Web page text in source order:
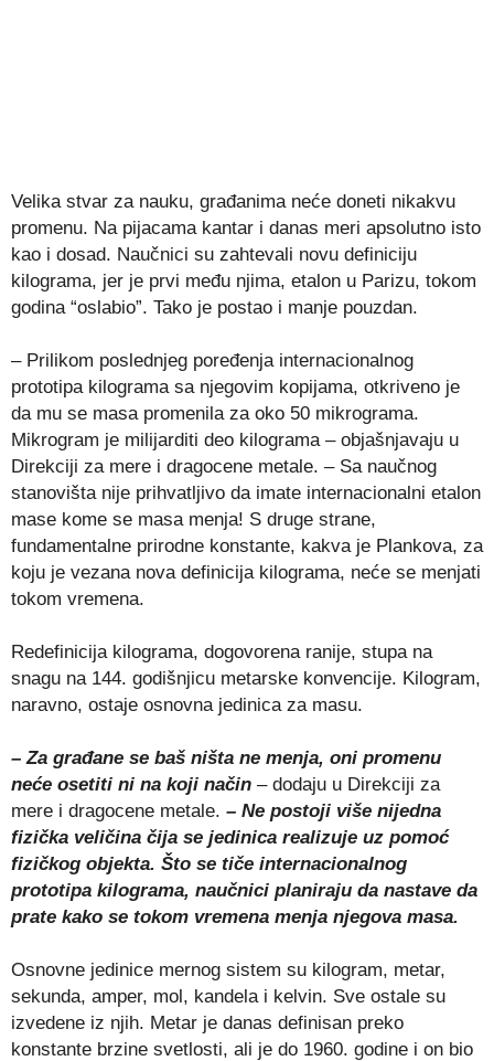
Velika stvar za nauku, građanima neće doneti nikakvu
promenu. Na pijacama kantar i danas meri apsolutno isto
kao i dosad. Naučnici su zahtevali novu definiciju
kilograma, jer je prvi među njima, etalon u Parizu, tokom
godina “oslabio”. Tako je postao i manje pouzdan.
– Prilikom poslednjeg poređenja internacionalnog
prototipa kilograma sa njegovim kopijama, otkriveno je
da mu se masa promenila za oko 50 mikrograma.
Mikrogram je milijarditi deo kilograma – objašnjavaju u
Direkciji za mere i dragocene metale. – Sa naučnog
stanovišta nije prihvatljivo da imate internacionalni etalon
mase kome se masa menja! S druge strane,
fundamentalne prirodne konstante, kakva je Plankova, za
koju je vezana nova definicija kilograma, neće se menjati
tokom vremena.
Redefinicija kilograma, dogovorena ranije, stupa na
snagu na 144. godišnjicu metarske konvencije. Kilogram,
naravno, ostaje osnovna jedinica za masu.
– Za građane se baš ništa ne menja, oni promenu
neće osetiti ni na koji način – dodaju u Direkciji za
mere i dragocene metale. – Ne postoji više nijedna
fizička veličina čija se jedinica realizuje uz pomoć
fizičkog objekta. Što se tiče internacionalnog
prototipa kilograma, naučnici planiraju da nastave da
prate kako se tokom vremena menja njegova masa.
Osnovne jedinice mernog sistem su kilogram, metar,
sekunda, amper, mol, kandela i kelvin. Sve ostale su
izvedene iz njih. Metar je danas definisan preko
konstante brzine svetlosti, ali je do 1960. godine i on bio